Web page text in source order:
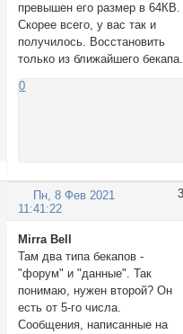
превышен его размер в 64КB.
Скорее всего, у вас так и
получилось. Восстановить
только из ближайшего бекапа.
0
3
Пн, 8 Фев 2021
11:41:22
Mirra Bell
Там два типа бекапов -
"форум" и "данные". Так
понимаю, нужен второй? Он
есть от 5-го числа.
Сообщения, написанные на